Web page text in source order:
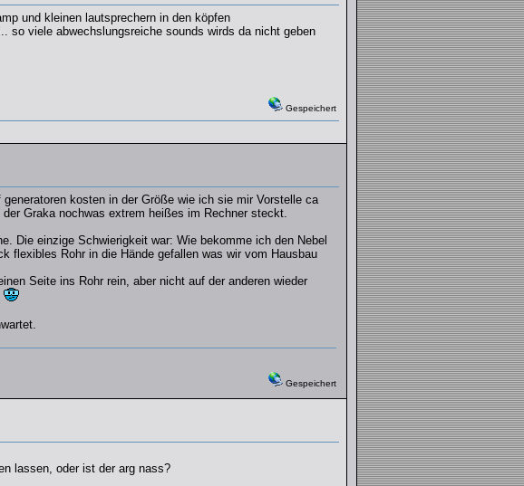
und kleinen lautsprechern in den köpfen
so viele abwechslungsreiche sounds wirds da nicht geben
Gespeichert
kosten in der Größe wie ich sie mir Vorstelle ca
Graka nochwas extrem heißes im Rechner steckt.
Die einzige Schwierigkeit war: Wie bekomme ich den Nebel
Rohr in die Hände gefallen was wir vom Hausbau
Seite ins Rohr rein, aber nicht auf der anderen wieder
Gespeichert
lassen, oder ist der arg nass?